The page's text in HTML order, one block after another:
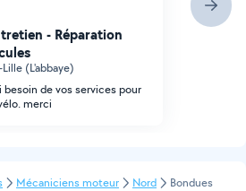
- Réparation
(L'abbaye)
besoin de vos services pour
merci
Mécaniciens moteur Nord Bondues